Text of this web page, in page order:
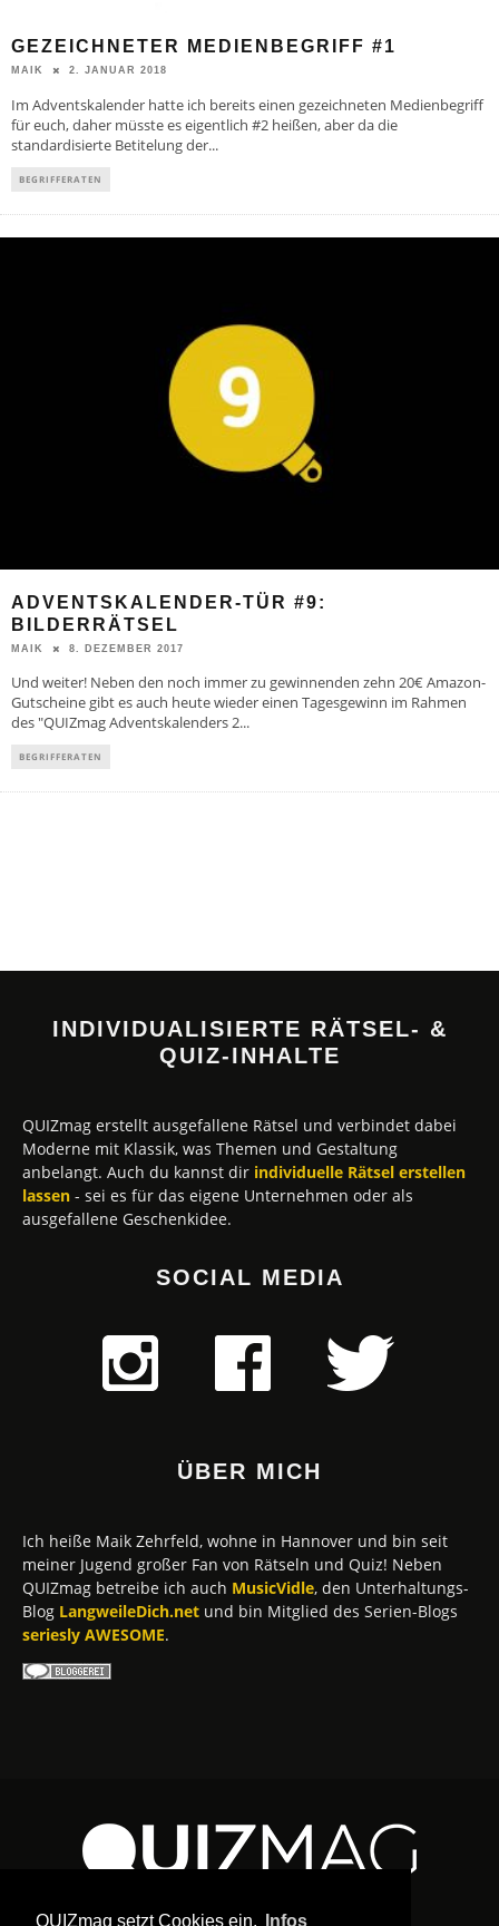
QUIZmag setzt Cookies ein. Infos
GEZEICHNETER MEDIENBEGRIFF #1
MAIK 2. JANUAR 2018
Im Adventskalender hatte ich bereits einen gezeichneten Medienbegriff
für euch, daher müsste es eigentlich #2 heißen, aber da die
standardisierte Betitelung der...
BEGRIFFERATEN
ADVENTSKALENDER-TÜR #9:
BILDERRÄTSEL
MAIK 8. DEZEMBER 2017
Und weiter! Neben den noch immer zu gewinnenden zehn 20€ Amazon-
Gutscheine gibt es auch heute wieder einen Tagesgewinn im Rahmen
des "QUIZmag Adventskalenders 2...
BEGRIFFERATEN
INDIVIDUALISIERTE RÄTSEL- &
QUIZ-INHALTE
QUIZmag erstellt ausgefallene Rätsel und verbindet dabei
Moderne mit Klassik, was Themen und Gestaltung
anbelangt. Auch du kannst dir individuelle Rätsel erstellen
lassen - sei es für das eigene Unternehmen oder als
ausgefallene Geschenkidee.
SOCIAL MEDIA
ÜBER MICH
Ich heiße Maik Zehrfeld, wohne in Hannover und bin seit
meiner Jugend großer Fan von Rätseln und Quiz! Neben
QUIZmag betreibe ich auch MusicVidle, den Unterhaltungs-
Blog LangweileDich.net und bin Mitglied des Serien-Blogs
seriesly AWESOME.